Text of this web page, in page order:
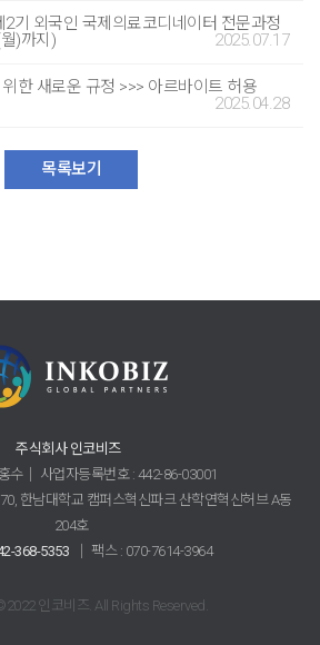
2기 외국인 국제의료코디네이터 전문과정
)까지)
2025.07.17
한 새로운 규정 >>> 아르바이트 허용
2025.04.28
목록보기
주식회사 인코비즈
수│ 사업자등록번호 : 442-86-03001
한남대학교 캠퍼스혁신파크 산학연혁신허브 A동
204호
368-5353 │ 팩스 : 070-7614-3964
인코비즈. All Rights Reserved.